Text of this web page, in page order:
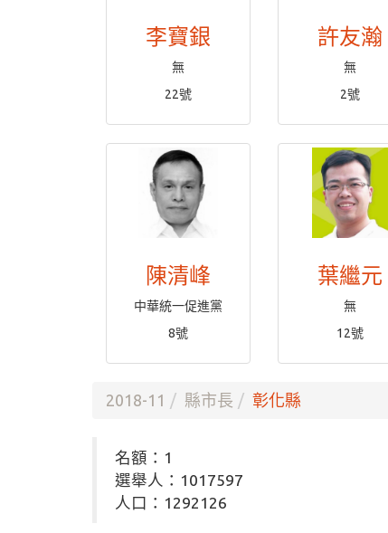
李寶銀
無
22號
許友瀚
無
2號
陳清峰
中華統一促進黨
8號
葉繼元
無
12號
2018-11 縣市長 彰化縣
名額：1
選舉人：1017597
人口：1292126